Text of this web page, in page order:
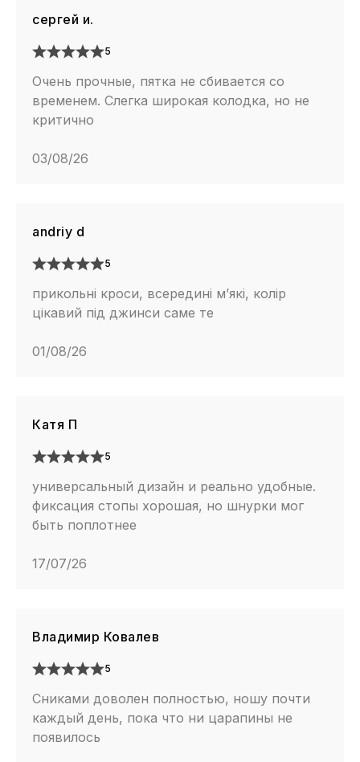
сергей и.
5
Очень прочные, пятка не сбивается со
временем. Слегка широкая колодка, но не
критично
03/08/26
andriy d
5
прикольні кроси, всередині м’які, колір
цікавий під джинси саме те
01/08/26
Катя П
5
универсальный дизайн и реально удобные.
фиксация стопы хорошая, но шнурки мог
быть поплотнее
17/07/26
Владимир Ковалев
5
Сниками доволен полностью, ношу почти
каждый день, пока что ни царапины не
появилось